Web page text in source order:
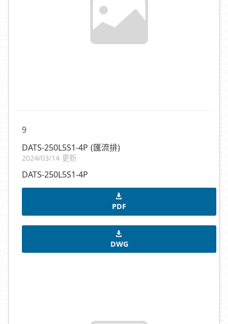
9
DATS-250L5S1-4P (匯流排)
2024/03/14 更新
DATS-250L5S1-4P
PDF
DWG